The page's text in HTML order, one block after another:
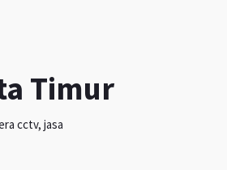
Timur
cctv, jasa